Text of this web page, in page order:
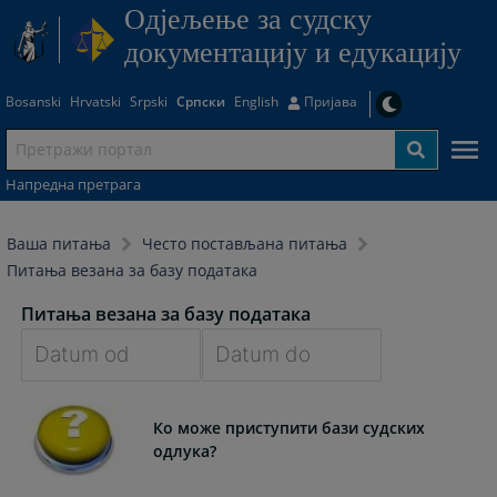
Одjељење за судску
документацију и едукацију
Bosanski Hrvatski Srpski Српски English Пријава
Напредна претрага
Ваша питања
Често постављана питања
Питања везана за базу података
Питања везана за базу података
forward
to
interact
to
Ко може приступити бази судских
одлука?